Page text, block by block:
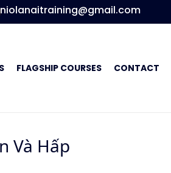
niolanaitraining@gmail.com
FLAGSHIP COURSES CONTACT
Và Hấp